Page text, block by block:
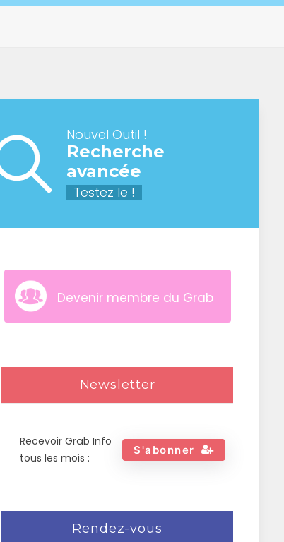
Nouvel Outil !
Recherche
avancée
Testez le !
Devenir membre du Grab
Newsletter
Recevoir Grab Info
tous les mois :
S'abonner
Rendez-vous